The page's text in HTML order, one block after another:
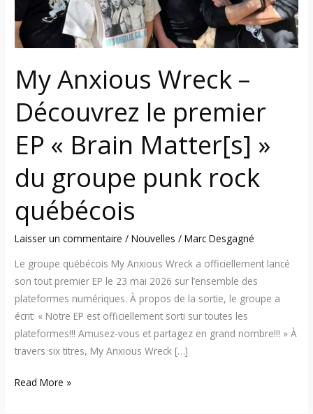
My Anxious Wreck –
Découvrez le premier
EP « Brain Matter[s] »
du groupe punk rock
québécois
Laisser un commentaire /Nouvelles /Marc Desgagné
Le groupe québécois My Anxious Wreck a officiellement lancé
son tout premier EP le 23 mai 2026 sur l’ensemble des
plateformes numériques. À propos de la sortie, le groupe a
écrit: « Notre EP est officiellement sorti sur toutes les
plateformes!!! Amusez-vous et partagez en grand nombre!!! » À
travers six titres, My Anxious Wreck […]
« Brain
Matter[s] »
groupe
rock
Read More »